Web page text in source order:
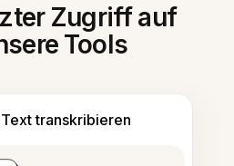
Zugriff auf
Tools
transkribieren